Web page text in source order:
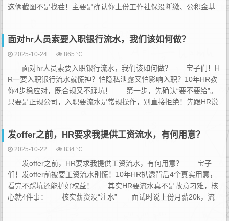
这俩截图不是找茬！主要是确认你上份工作社保没断缴、公积金基
图：打开“国家社会保险公共服务平台...
面对hr人员索要入职银行流水，我们该如何做？
2025-10-24 865 ℃
面对hr人员索要入职银行流水，我们该如何做？ 宝子们！H
R一要入职银行流水就慌神？怕隐私泄露又怕影响入职？10年HR教
你4步稳应对，既合规又不踩坑！ 第一步，先确认“要不要给”。
只要是正规公司，入职要流水是常规操作，别直接拒绝！先跟HR说
行...
发offer之前，HR要求我提供工资流水，有何用意？
2025-10-22 834 ℃
发offer之前，HR要求我提供工资流水，有何用意？ 宝子
们！发offer前被要工资流水别慌！10年HR扒透背后4个真实用意，
看完不踩坑还能护好权益！ 其实HR要流水真不是故意刁难，核
心就4件事： 核实薪资没“注水” 面试时说上份月薪20k，流